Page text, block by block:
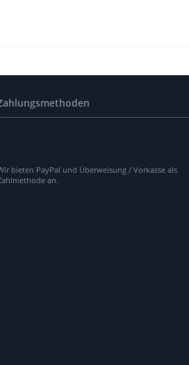
bieten PayPal und Überweisung / Vorkasse als
an.